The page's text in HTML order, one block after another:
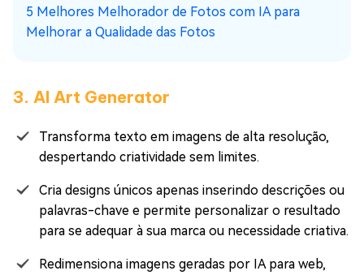
5 Melhores Melhorador de Fotos com IA para
Melhorar a Qualidade das Fotos
3. AI Art Generator
Transforma texto em imagens de alta resolução,
despertando criatividade sem limites.
Cria designs únicos apenas inserindo descrições ou
palavras-chave e permite personalizar o resultado
para se adequar à sua marca ou necessidade criativa.
Redimensiona imagens geradas por IA para web,